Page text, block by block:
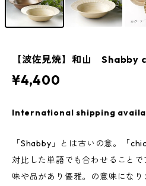
【波佐見焼】和山 Shabby
¥4,400
International shipping
「Shabby」とは古いの意。「
対比した単語でも合わせること
味や品があり優雅。の意味になり